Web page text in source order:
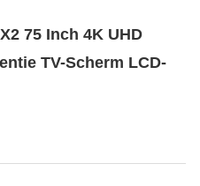
75 Inch 4K UHD
TV-Scherm LCD-